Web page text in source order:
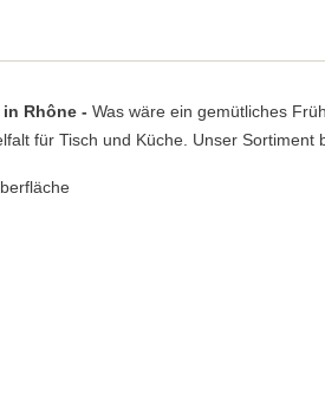
Rhône - Was wäre ein gemütliches
für Tisch und Küche. Unser